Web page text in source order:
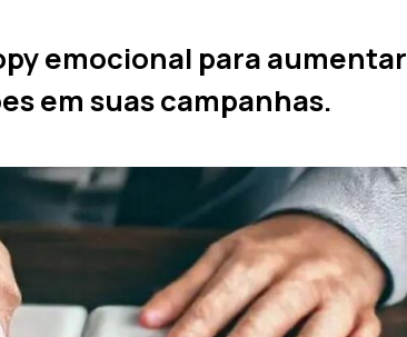
emocional para aumentar
em suas campanhas.